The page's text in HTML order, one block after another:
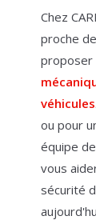
Chez
proche
proposer
véhicules
ou pour
équipe
vous
sécurité